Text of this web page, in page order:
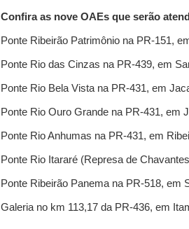
Confira as nove OAEs que serão
Ponte Ribeirão Patrimônio na PR-151,
Ponte Rio das Cinzas na PR-439, em
Ponte Rio Bela Vista na PR-431, em
Ponte Rio Ouro Grande na PR-431, em
Ponte Rio Anhumas na PR-431, em
Ponte Rio Itararé (Represa de
Ponte Ribeirão Panema na PR-518, em
Galeria no km 113,17 da PR-436, em